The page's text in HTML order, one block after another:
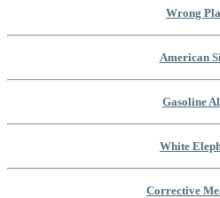
Wrong
American
Gasoline
White
Corrective